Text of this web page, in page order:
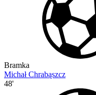
Bramka
Michał Chrabąszcz
48'